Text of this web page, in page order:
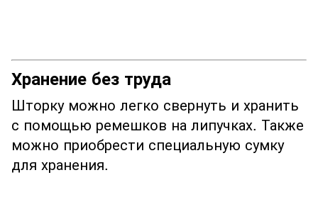
Хранение без труда
Шторку можно легко свернуть и хранить
с помощью ремешков на липучках. Также
можно приобрести специальную сумку
для хранения.